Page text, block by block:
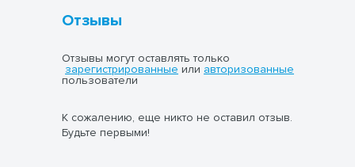
Отзывы
Отзывы могут оставлять только
зарегистрированные или авторизованные
пользователи
К сожалению, еще никто не оставил отзыв.
Будьте первыми!